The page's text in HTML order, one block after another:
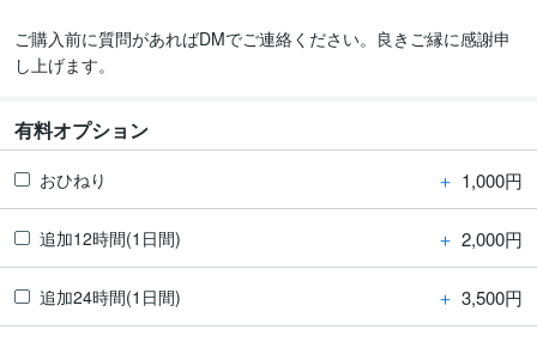
ご購入前に質問があればDMでご連絡ください。良きご縁に感謝申
し上げます。
有料オプション
おひねり ＋ 1,000円
追加12時間(1日間) ＋ 2,000円
追加24時間(1日間) ＋ 3,500円